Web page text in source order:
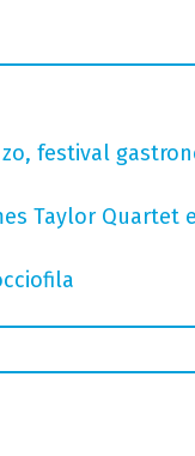
festival
Taylor Quartet e